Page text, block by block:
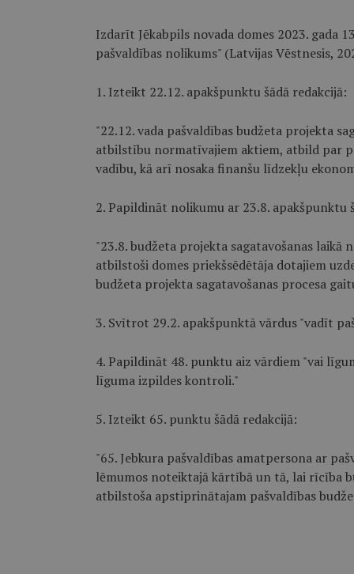
Izdarīt Jēkabpils novada domes 2023. gada
pašvaldības nolikums" (Latvijas Vēstnesis,
1. Izteikt 22.12. apakšpunktu šādā redakcijā:
"22.12. vada pašvaldības budžeta projekta
atbilstību normatīvajiem aktiem, atbild par
vadību, kā arī nosaka finanšu līdzekļu
2. Papildināt nolikumu ar 23.8. apakšpunktu
"23.8. budžeta projekta sagatavošanas
atbilstoši domes priekšsēdētāja dotajiem
budžeta projekta sagatavošanas procesa
3. Svītrot 29.2. apakšpunktā vārdus "vadīt
4. Papildināt 48. punktu aiz vārdiem "vai
līguma izpildes kontroli."
5. Izteikt 65. punktu šādā redakcijā:
"65. Jebkura pašvaldības amatpersona ar
lēmumos noteiktajā kārtībā un tā, lai rīcība
atbilstoša apstiprinātajam pašvaldības